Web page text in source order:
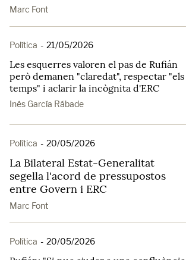
Marc Font
Política - 21/05/2026
Les esquerres valoren el pas de Rufián
però demanen "claredat", respectar "els
temps" i aclarir la incògnita d'ERC
Inés García Rábade
Política - 20/05/2026
La Bilateral Estat-Generalitat
segella l'acord de pressupostos
entre Govern i ERC
Marc Font
Política - 20/05/2026